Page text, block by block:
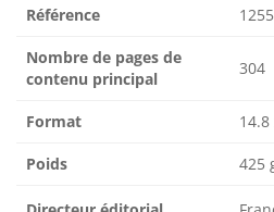
Référence
Nombre de pages de
contenu principal
304
Format
Poids 425